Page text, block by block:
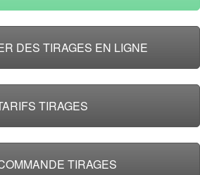
DES TIRAGES EN LIGNE
TIRAGES
TIRAGES